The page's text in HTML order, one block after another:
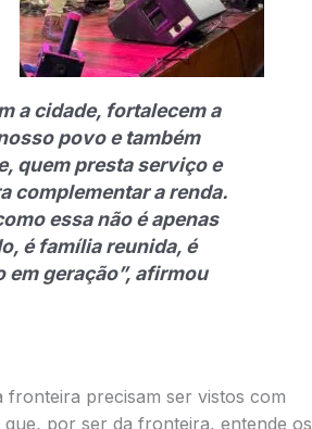
a cidade, fortalecem a
povo e também
quem presta serviço e
complementar a renda.
essa não é apenas
é família reunida, é
em geração”, afirmou
fronteira precisam ser vistos com
por ser da fronteira, entende os